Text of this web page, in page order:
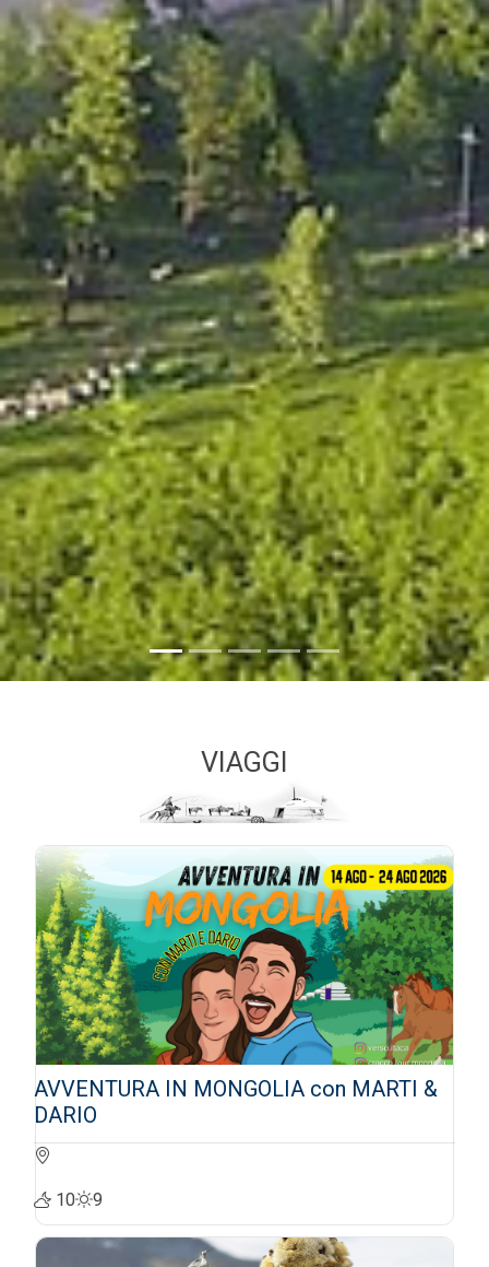
VIAGGI
AVVENTURA IN MONGOLIA con MARTI &
DARIO
10 9